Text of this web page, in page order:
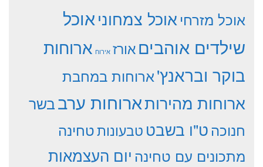
אוכל מזרחיאוכל צמחוניאוכל
שילדים אוהביםאורז אירוח ארוחות
בוקר ובראנץ'ארוחות במחבת
ארוחות מהירותארוחות ערבבשר
חנוכהט"ו בשבט טבעונותטחינה
מתכונים עם טחינה יום העצמאות